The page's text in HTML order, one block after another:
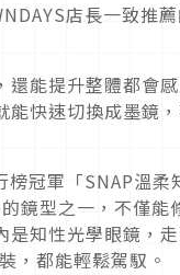
店長一致推
能提升整體都會
快速切換成墨鏡
榜冠軍「SNAP溫
鏡型之一，不僅能
知性光學眼鏡，
，都能輕鬆駕馭。